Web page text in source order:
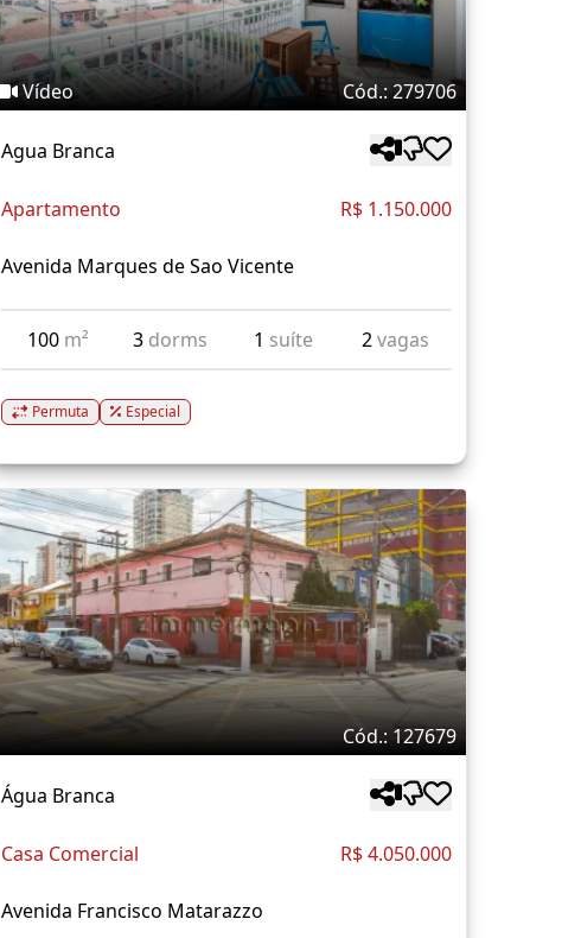
Vídeo Cód.: 279706
Agua Branca
Apartamento R$ 1.150.000
Avenida Marques de Sao Vicente
100 m² 3 dorms 1 suíte 2vagas
Permuta Especial
Cód.: 127679
Água Branca
Casa Comercial R$ 4.050.000
Avenida Francisco Matarazzo